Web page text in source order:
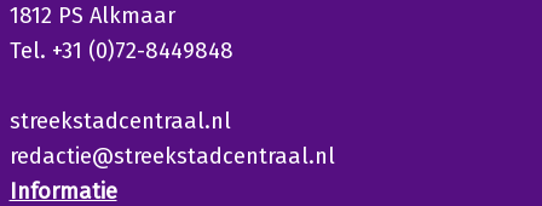
1812 PS Alkmaar
Tel. +31 (0)72-8449848
streekstadcentraal.nl
redactie@streekstadcentraal.nl
Informatie